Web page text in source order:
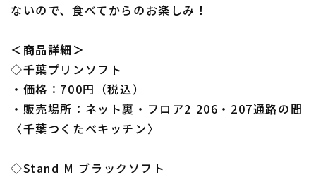
ないので、食べてからのお楽しみ！
＜商品詳細＞
◇千葉プリンソフト
・価格：700円（税込）
・販売場所：ネット裏・フロア2 206・207通路の間
〈千葉つくたべキッチン〉
◇Stand M ブラックソフト